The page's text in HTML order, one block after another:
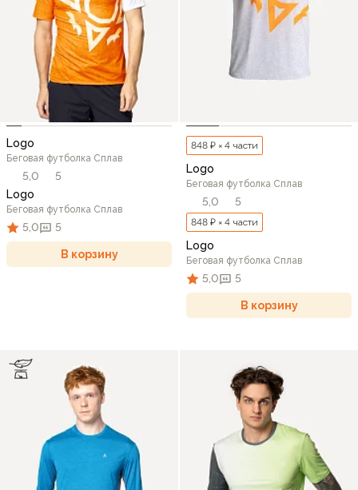
Logo
Беговая футболка Сплав
5,0
5
Logo
Беговая футболка Сплав
5,0 5
В корзину
848 ₽ × 4 части
Logo
Беговая футболка Сплав
5,0 5
848 ₽ × 4 части
Logo
Беговая футболка Сплав
5,0 5
В корзину